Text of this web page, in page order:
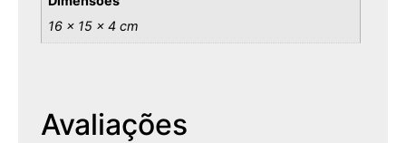
16 × 15 × 4 cm
Avaliações